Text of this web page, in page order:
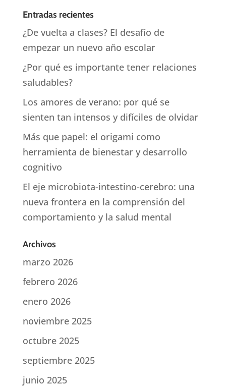
Entradas recientes
¿De vuelta a clases? El desafío de
empezar un nuevo año escolar
¿Por qué es importante tener relaciones
saludables?
Los amores de verano: por qué se
sienten tan intensos y difíciles de olvidar
Más que papel: el origami como
herramienta de bienestar y desarrollo
cognitivo
El eje microbiota-intestino-cerebro: una
nueva frontera en la comprensión del
comportamiento y la salud mental
Archivos
marzo 2026
febrero 2026
enero 2026
noviembre 2025
octubre 2025
septiembre 2025
junio 2025